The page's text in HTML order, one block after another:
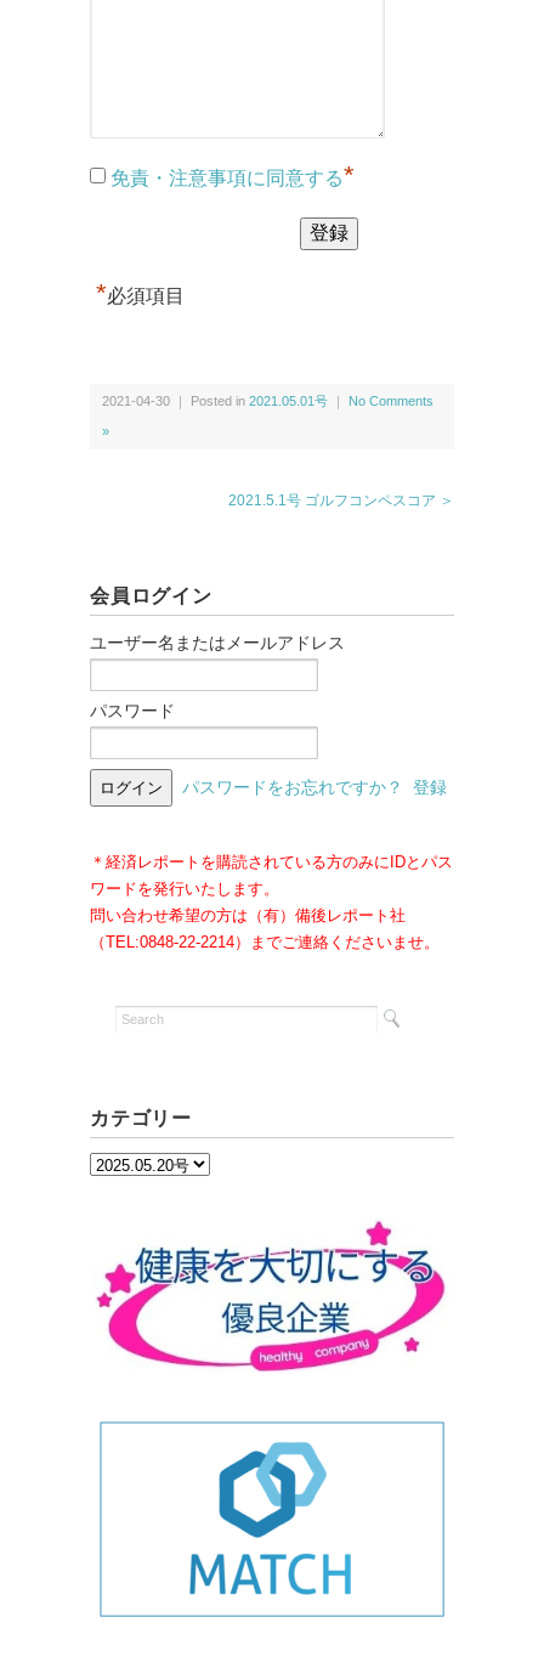
免責・注意事項に同意する*
*必須項目
2021-04-30 ｜ Posted in 2021.05.01号 No Comments
»
2021.5.1号 ゴルフコンペスコア ＞
会員ログイン
ユーザー名またはメールアドレス
パスワード
パスワードをお忘れですか？ 登録
＊経済レポートを購読されている方のみにIDとパス
ワードを発行いたします。
問い合わせ希望の方は（有）備後レポート社
（TEL:0848-22-2214）までご連絡くださいませ。
カテゴリー
カ